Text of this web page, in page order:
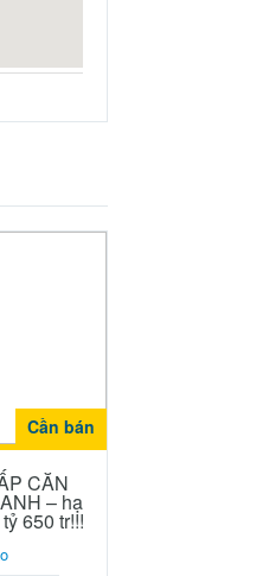
Cần bán
CĂN
– hạ
650 tr!!!